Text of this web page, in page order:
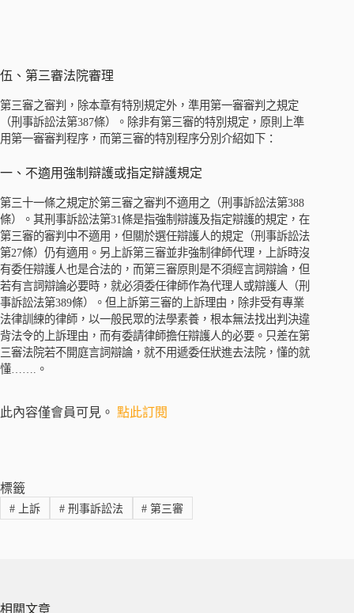
伍、第三審法院審理
第三審之審判，除本章有特別規定外，準用第一審審判之規定
（刑事訴訟法第387條）。除非有第三審的特別規定，原則上準
用第一審審判程序，而第三審的特別程序分別介紹如下：
一、不適用強制辯護或指定辯護規定
第三十一條之規定於第三審之審判不適用之（刑事訴訟法第388
條）。其刑事訴訟法第31條是指強制辯護及指定辯護的規定，在
第三審的審判中不適用，但關於選任辯護人的規定（刑事訴訟法
第27條）仍有適用。另上訴第三審並非強制律師代理，上訴時沒
有委任辯護人也是合法的，而第三審原則是不須經言詞辯論，但
若有言詞辯論必要時，就必須委任律師作為代理人或辯護人（刑
事訴訟法第389條）。但上訴第三審的上訴理由，除非受有專業
法律訓練的律師，以一般民眾的法學素養，根本無法找出判決違
背法令的上訴理由，而有委請律師擔任辯護人的必要。只差在第
三審法院若不開庭言詞辯論，就不用遞委任狀進去法院，懂的就
懂…….。
此內容僅會員可見。 點此訂閱
標籤
#上訴 #刑事訴訟法 # 第三審
相關文章